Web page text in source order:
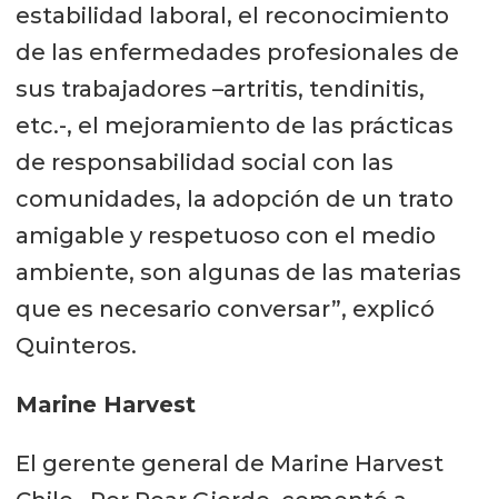
estabilidad laboral, el reconocimiento
de las enfermedades profesionales de
sus trabajadores –artritis, tendinitis,
etc.-, el mejoramiento de las prácticas
de responsabilidad social con las
comunidades, la adopción de un trato
amigable y respetuoso con el medio
ambiente, son algunas de las materias
que es necesario conversar”, explicó
Quinteros.
Marine Harvest
El gerente general de Marine Harvest